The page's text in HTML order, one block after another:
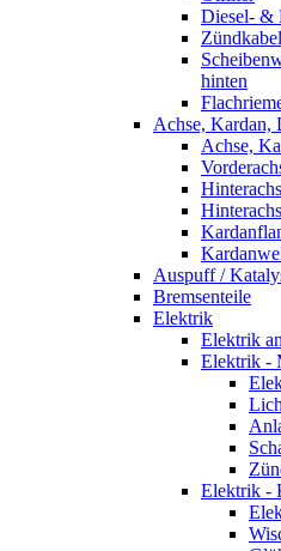
Diesel- &
hinten
Achse, Kardan,
Achse,
Auspuff /
Bremsenteile
Elektrik
Elektrik
Elektrik -
Elektrik -